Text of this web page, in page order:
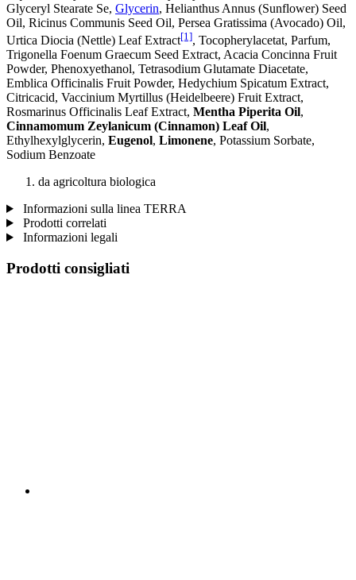
Glyceryl Stearate Se, Glycerin, Helianthus Annus (Sunflower) Seed
Oil, Ricinus Communis Seed Oil, Persea Gratissima (Avocado) Oil,
Urtica Diocia (Nettle) Leaf Extract[1], Tocopherylacetat, Parfum,
Trigonella Foenum Graecum Seed Extract, Acacia Concinna Fruit
Powder, Phenoxyethanol, Tetrasodium Glutamate Diacetate,
Emblica Officinalis Fruit Powder, Hedychium Spicatum Extract,
Citricacid, Vaccinium Myrtillus (Heidelbeere) Fruit Extract,
Rosmarinus Officinalis Leaf Extract, Mentha Piperita Oil,
Cinnamomum Zeylanicum (Cinnamon) Leaf Oil,
Ethylhexylglycerin, Eugenol, Limonene, Potassium Sorbate,
Sodium Benzoate
da agricoltura biologica
Informazioni sulla linea TERRA
Prodotti correlati
Informazioni legali
Prodotti consigliati